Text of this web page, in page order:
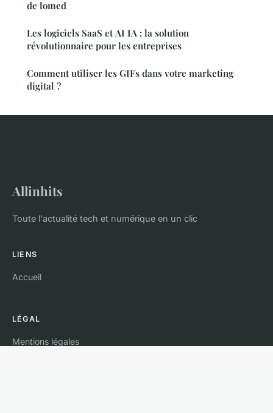
de lomed
Les logiciels SaaS et AI IA : la solution
révolutionnaire pour les entreprises
Comment utiliser les GIFs dans votre marketing
digital ?
Allinhits
Toute l'actualité tech et numérique en un clic
LIENS
Accueil
LÉGAL
Mentions légales